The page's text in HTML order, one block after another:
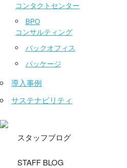
コンタクトセンター
BPO
コンサルティング
バックオフィス
パッケージ
導入事例
サステナビリティ
スタッフブログ
STAFF BLOG